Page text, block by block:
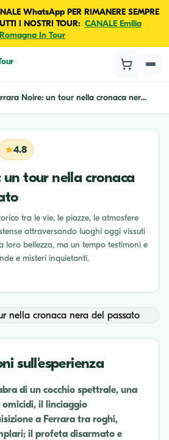
WhatsApp PER RIMANERE SEMPRE
I NOSTRI TOUR: CANALE Emilia
Romagna In Tour
Noire: un tour nella cronaca ner...
4.8
un tour nella cronaca
tra le vie, le piazze, le atmosfere
attraversando luoghi oggi vissuti
loro bellezza, ma un tempo testimoni e
e misteri inquietanti.
sull'esperienza
di un cocchio spettrale, una
il linciaggio
a Ferrara tra roghi,
il profeta disarmato e